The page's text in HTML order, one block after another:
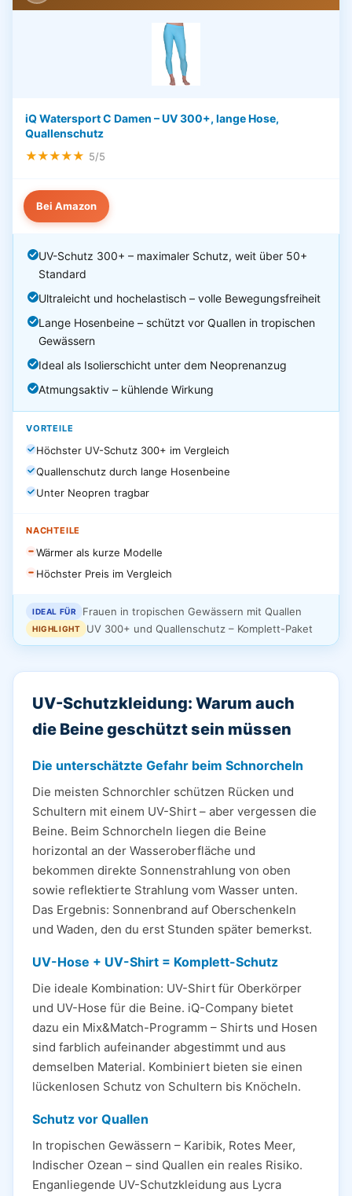
iQ Watersport C Damen – UV 300+, lange Hose,
Quallenschutz
★★★★★ 5/5
Bei Amazon
UV-Schutz 300+ – maximaler Schutz, weit über 50+
Standard
Ultraleicht und hochelastisch – volle Bewegungsfreiheit
Lange Hosenbeine – schützt vor Quallen in tropischen
Gewässern
Ideal als Isolierschicht unter dem Neoprenanzug
Atmungsaktiv – kühlende Wirkung
VORTEILE
Höchster UV-Schutz 300+ im Vergleich
Quallenschutz durch lange Hosenbeine
Unter Neopren tragbar
NACHTEILE
Wärmer als kurze Modelle
Höchster Preis im Vergleich
IDEAL FÜR Frauen in tropischen Gewässern mit Quallen
HIGHLIGHT UV 300+ und Quallenschutz – Komplett-Paket
UV-Schutzkleidung: Warum auch
die Beine geschützt sein müssen
Die unterschätzte Gefahr beim Schnorcheln
Die meisten Schnorchler schützen Rücken und
Schultern mit einem UV-Shirt – aber vergessen die
Beine. Beim Schnorcheln liegen die Beine
horizontal an der Wasseroberfläche und
bekommen direkte Sonnenstrahlung von oben
sowie reflektierte Strahlung vom Wasser unten.
Das Ergebnis: Sonnenbrand auf Oberschenkeln
und Waden, den du erst Stunden später bemerkst.
UV-Hose + UV-Shirt = Komplett-Schutz
Die ideale Kombination: UV-Shirt für Oberkörper
und UV-Hose für die Beine. iQ-Company bietet
dazu ein Mix&Match-Programm – Shirts und Hosen
sind farblich aufeinander abgestimmt und aus
demselben Material. Kombiniert bieten sie einen
lückenlosen Schutz von Schultern bis Knöcheln.
Schutz vor Quallen
In tropischen Gewässern – Karibik, Rotes Meer,
Indischer Ozean – sind Quallen ein reales Risiko.
Enganliegende UV-Schutzkleidung aus Lycra